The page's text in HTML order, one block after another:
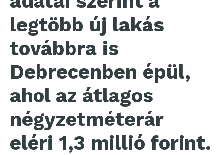
legtöbb új lakás
továbbra is
Debrecenben épül,
ahol az átlagos
négyzetméterár
eléri 1,3 millió forint.